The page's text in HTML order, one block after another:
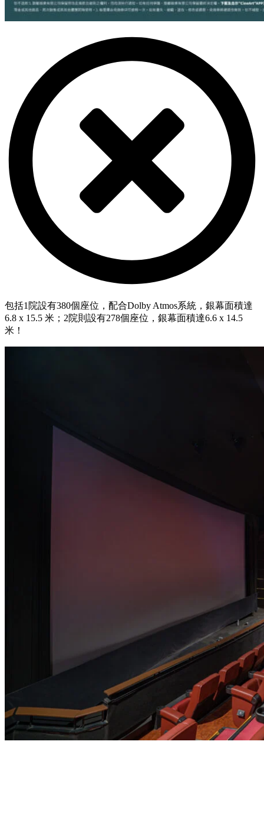
包括1院設有380個座位，配合Dolby Atmos系統，銀幕面積達
6.8 x 15.5 米；2院則設有278個座位，銀幕面積達6.6 x 14.5
米！